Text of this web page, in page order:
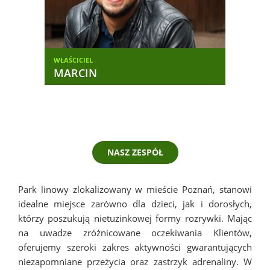
WŁAŚCICIEL
MARCIN
NASZ ZESPÓŁ
Park linowy zlokalizowany w mieście Poznań, stanowi
idealne miejsce zarówno dla dzieci, jak i dorosłych,
którzy poszukują nietuzinkowej formy rozrywki. Mając
na uwadze zróżnicowane oczekiwania Klientów,
oferujemy szeroki zakres aktywności gwarantujących
niezapomniane przeżycia oraz zastrzyk adrenaliny. W